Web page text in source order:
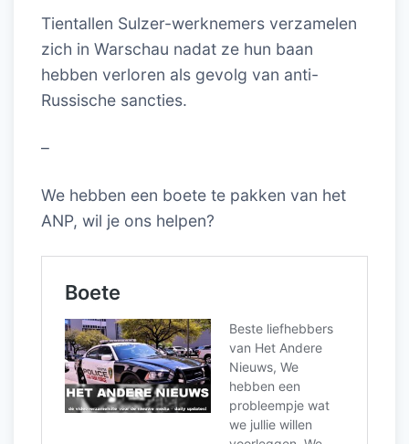
Tientallen Sulzer-werknemers verzamelen
zich in Warschau nadat ze hun baan
hebben verloren als gevolg van anti-
Russische sancties.
–
We hebben een boete te pakken van het
ANP, wil je ons helpen?